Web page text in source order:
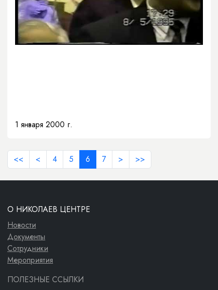
1 января 2000 г.
<< < 4 5 6 7 > >>
О НИКОЛАЕВ ЦЕНТРЕ
Новости
Документы
Сотрудники
Мероприятия
ПОЛЕЗНЫЕ ССЫЛКИ